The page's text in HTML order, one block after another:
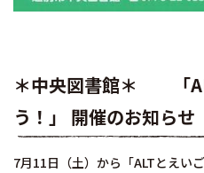
＊中央図書館＊ 「
う！」 開催のお知ら
7月11日（土）から「ALTとえい